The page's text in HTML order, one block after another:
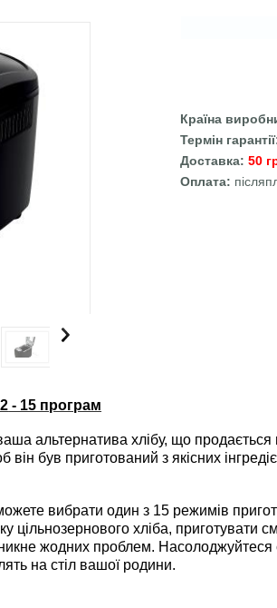
Країна
Термін
Доставка:50
Оплата:
- 15 програм
альтернатива хлібу, що
був приготований з якісних
вибрати один з 15 режимів
цільнозернового хліба,
жодних проблем. Насолоджуйтеся
на стіл вашої родини.